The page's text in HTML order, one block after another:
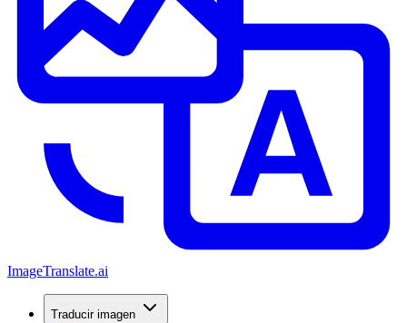
ImageTranslate.ai
Traducir imagen